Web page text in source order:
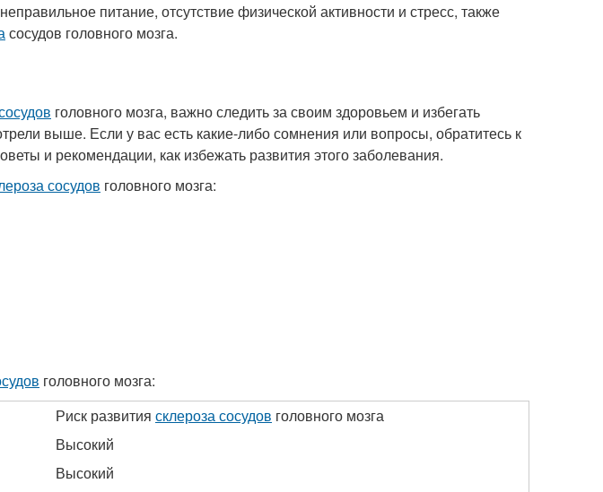
питание, отсутствие физической активности и стресс, также
сосудов головного мозга.
головного мозга, важно следить за своим здоровьем и избегать
выше. Если у вас есть какие-либо сомнения или вопросы, обратитесь к
и рекомендации, как избежать развития этого заболевания.
сосудов головного мозга:
головного мозга:
Риск развития склероза сосудов головного мозга
Высокий
Высокий